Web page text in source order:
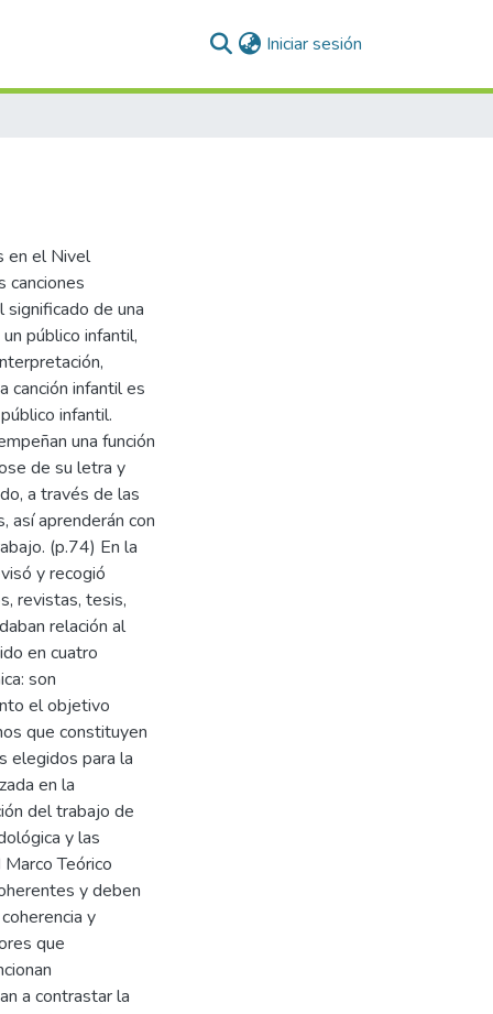
Iniciar sesión
en el Nivel
canciones
de una
público infantil,
canción infantil es
infantil.
una función
de su letra y
a través de las
así aprenderán con
(p.74) En la
y recogió
revistas, tesis,
relación al
en cuatro
son
el objetivo
que constituyen
elegidos para la
en la
del trabajo de
y las
Teórico
y deben
y
que
a contrastar la